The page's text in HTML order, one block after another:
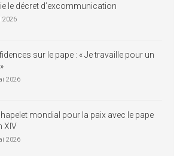
le décret d’excommunication
2026
sur le pape : « Je travaille pour un
2026
mondial pour la paix avec le pape
XIV
2026